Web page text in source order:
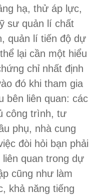
hạ, thử áp lực,
sư quản lí chất
quản lí tiến độ dự
lại cần một hiểu
chỉ nhất định
đó khi tham gia
bên liên quan: các
công trình, tư
phụ, nhà cung
đòi hỏi bạn phải
liên quan trong dự
cũng như làm
khả năng tiếng